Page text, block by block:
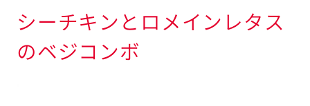
c
t
t
シーチキンとロメインレタス
のベジコンボ